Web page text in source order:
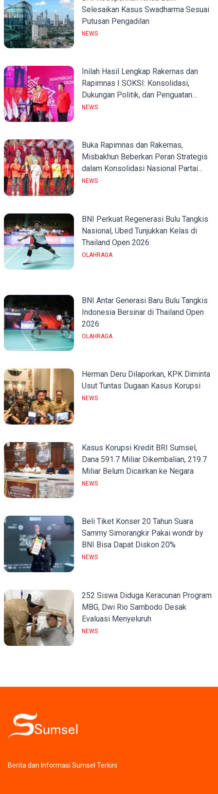
Selesaikan Kasus Swadharma Sesuai
Putusan Pengadilan
NEWS
Inilah Hasil Lengkap Rakernas dan
Rapimnas I SOKSI: Konsolidasi,
Dukungan Politik, dan Penguatan
Organisasi
NEWS
Buka Rapimnas dan Rakernas,
Misbakhun Beberkan Peran Strategis
dalam Konsolidasi Nasional Partai
Golkar
NEWS
BNI Perkuat Regenerasi Bulu Tangkis
Nasional, Ubed Tunjukkan Kelas di
Thailand Open 2026
OLAHRAGA
BNI Antar Generasi Baru Bulu Tangkis
Indonesia Bersinar di Thailand Open
2026
OLAHRAGA
Herman Deru Dilaporkan, KPK Diminta
Usut Tuntas Dugaan Kasus Korupsi
NEWS
Kasus Korupsi Kredit BRI Sumsel,
Dana 591.7 Miliar Dikembalian, 219.7
Miliar Belum Dicairkan ke Negara
NEWS
Beli Tiket Konser 20 Tahun Suara
Sammy Simorangkir Pakai wondr by
BNI Bisa Dapat Diskon 20%
NEWS
252 Siswa Diduga Keracunan Program
MBG, Dwi Rio Sambodo Desak
Evaluasi Menyeluruh
NEWS
Berita dan Informasi Sumsel Terkini